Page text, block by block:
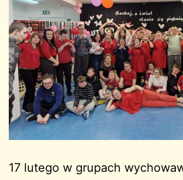
17 lutego w grupach